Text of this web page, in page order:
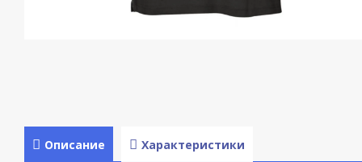
Описание Характеристики